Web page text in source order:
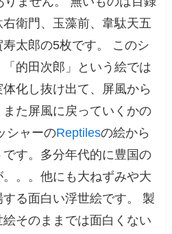
右衛門、玉藻前、韋駄天五
太郎の5枚です。 このシ
的田次郎」という絵では
化し抜け出て、屏風から
た屏風に戻っていくかの
シャーのReptilesの絵から
す。多分年代的に豊国の
。。他にも大ねずみや大
る面白い浮世絵です。 製
そのままでは面白くない